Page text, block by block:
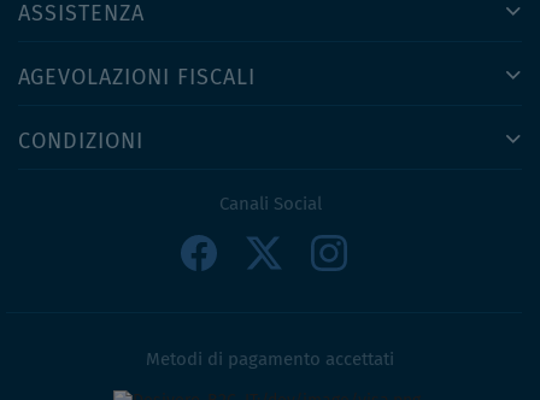
ASSISTENZA
AGEVOLAZIONI FISCALI
CONDIZIONI
Canali Social
Metodi di pagamento accettati